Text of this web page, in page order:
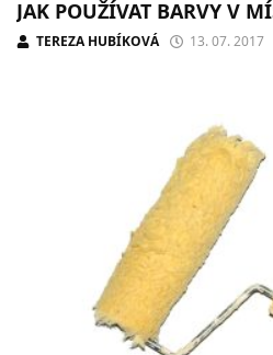
JAK POUŽÍVAT BARVY V
TEREZA HUBÍKOVÁ 13. 07. 2017